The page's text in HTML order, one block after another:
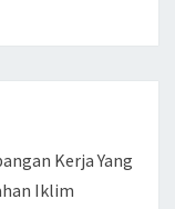
Kerja Yang
Iklim